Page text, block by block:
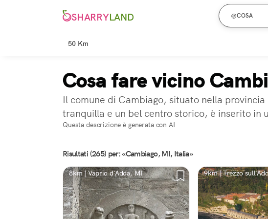
SHARRYLAND COSA
50 Km
Cosa fare vicino
Il comune di Cambiago, situato nella
tranquilla e un bel centro storico, è inserito in
Questa descrizione è generata con AI
Risultati (265) per: «Cambiago, MI, Italia»
8km | Vaprio d'Adda, MI 9km | Trezzo